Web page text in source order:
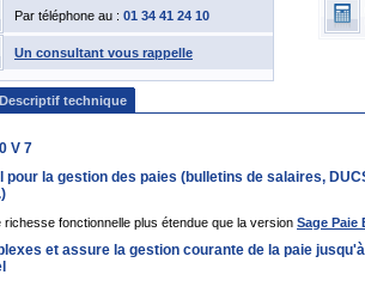
Par téléphone au : 01 34 41 24 10
Un consultant vous rappelle
Descriptif technique
V 7
la gestion des paies (bulletins de salaires,
fonctionnelle plus étendue que la version Sage Paie
et assure la gestion courante de la paie